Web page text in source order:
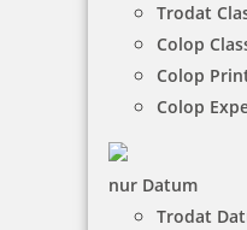
Trodat
Colop
Colop
Colop
nur Datum
Trodat